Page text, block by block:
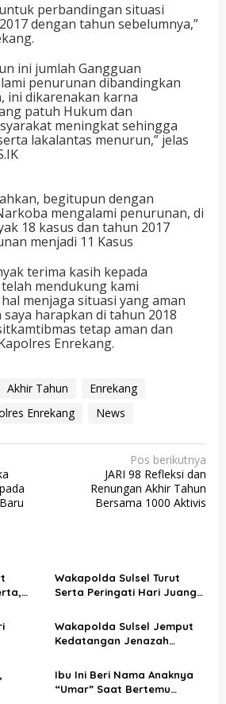
perbandingan situasi
dengan tahun sebelumnya,”
ini jumlah Gangguan
penurunan dibandingkan
ini dikarenakan karna
patuh Hukum dan
meningkat sehingga
lakalantas menurun,” jelas
begitupun dengan
mengalami penurunan, di
18 kasus dan tahun 2017
menjadi 11 Kasus
terima kasih kepada
mendukung kami
menjaga situasi yang aman
harapkan di tahun 2018
tetap aman dan
Enrekang.
Akhir Tahun
Enrekang
Enrekang News
Pos berikutnya
JARI 98 Refleksi dan
Renungan Akhir Tahun
Bersama 1000 Aktivis
Wakapolda Sulsel Turut
Serta Peringati Hari Juang
Wakapolda Sulsel Jemput
Kedatangan Jenazah
Sultan Hasanuddin
Ibu Ini Beri Nama Anaknya
“Umar” Saat Bertemu